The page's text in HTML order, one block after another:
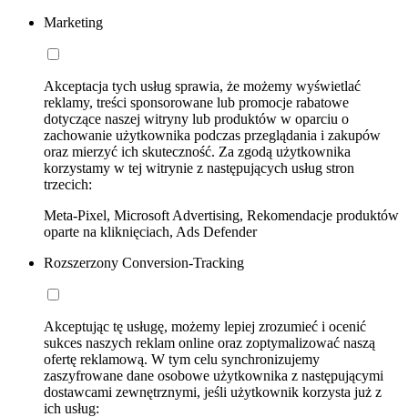
Marketing
Akceptacja tych usług sprawia, że możemy wyświetlać
reklamy, treści sponsorowane lub promocje rabatowe
dotyczące naszej witryny lub produktów w oparciu o
zachowanie użytkownika podczas przeglądania i zakupów
oraz mierzyć ich skuteczność. Za zgodą użytkownika
korzystamy w tej witrynie z następujących usług stron
trzecich:
Meta-Pixel, Microsoft Advertising, Rekomendacje produktów
oparte na kliknięciach, Ads Defender
Rozszerzony Conversion-Tracking
Akceptując tę usługę, możemy lepiej zrozumieć i ocenić
sukces naszych reklam online oraz zoptymalizować naszą
ofertę reklamową. W tym celu synchronizujemy
zaszyfrowane dane osobowe użytkownika z następującymi
dostawcami zewnętrznymi, jeśli użytkownik korzysta już z
ich usług: